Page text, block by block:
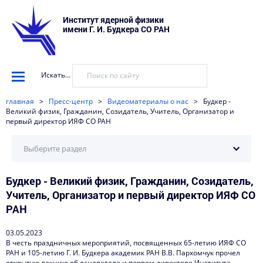
Институт ядерной физики
имени Г. И. Будкера СО РАН
Искать...
главная > Пресс-центр > Видеоматериалы о нас > Будкер -
Великий физик, Гражданин, Созидатель, Учитель, Организатор и
первый директор ИЯФ СО РАН
Научные установки
События
Наука в деталях
Выберите раздел
Будкер - Великий физик, Гражданин, Созидатель,
Учитель, Организатор и первый директор ИЯФ СО
РАН
03.05.2023
В честь праздничных мероприятий, посвященных 65-летию ИЯФ СО
РАН и 105-летию Г. И. Будкера академик РАН В.В. Пархомчук прочел